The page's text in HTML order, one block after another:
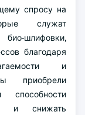
спросу на
служат
шлифовки,
благодаря
и
приобрели
способности
и снижать